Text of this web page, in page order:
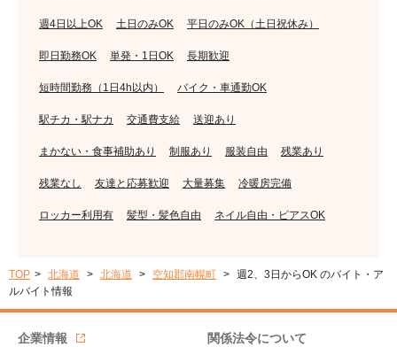
週4日以上OK 土日のみOK 平日のみOK（土日祝休み）
即日勤務OK 単発・1日OK 長期歓迎
短時間勤務（1日4h以内） バイク・車通勤OK
駅チカ・駅ナカ 交通費支給 送迎あり
まかない・食事補助あり 制服あり 服装自由 残業あり
残業なし 友達と応募歓迎 大量募集 冷暖房完備
ロッカー利用有 髪型・髪色自由 ネイル自由・ピアスOK
TOP 北海道 北海道 空知郡南幌町
週2、3日からOK のバイト・ア
ルバイト情報
企業情報 関係法令について